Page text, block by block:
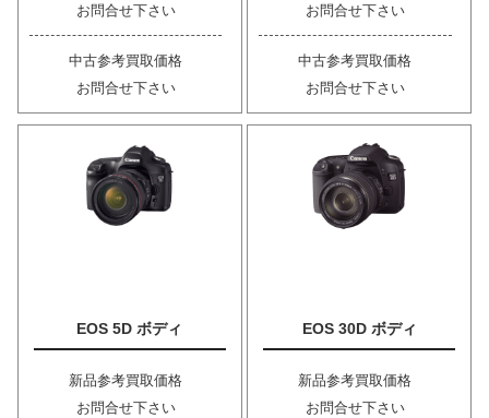
お問合せ下さい
中古参考買取価格
お問合せ下さい
お問合せ下さい
中古参考買取価格
お問合せ下さい
EOS 5D ボディ
新品参考買取価格
お問合せ下さい
EOS 30D ボディ
新品参考買取価格
お問合せ下さい